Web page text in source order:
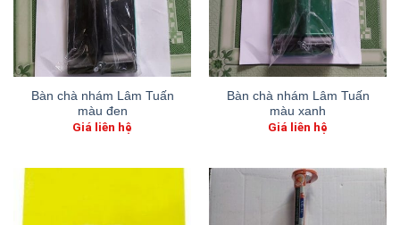
Bàn chà nhám Lâm Tuấn
màu đen
Giá liên hệ
Bàn chà nhám Lâm Tuấn
màu xanh
Giá liên hệ